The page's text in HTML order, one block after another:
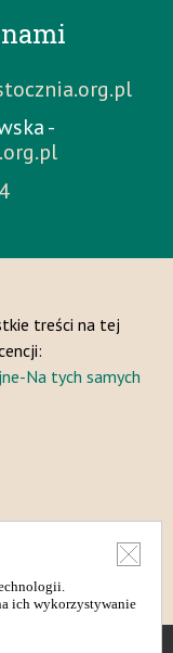
-
treści na tej
Na tych samych
ich wykorzystywanie